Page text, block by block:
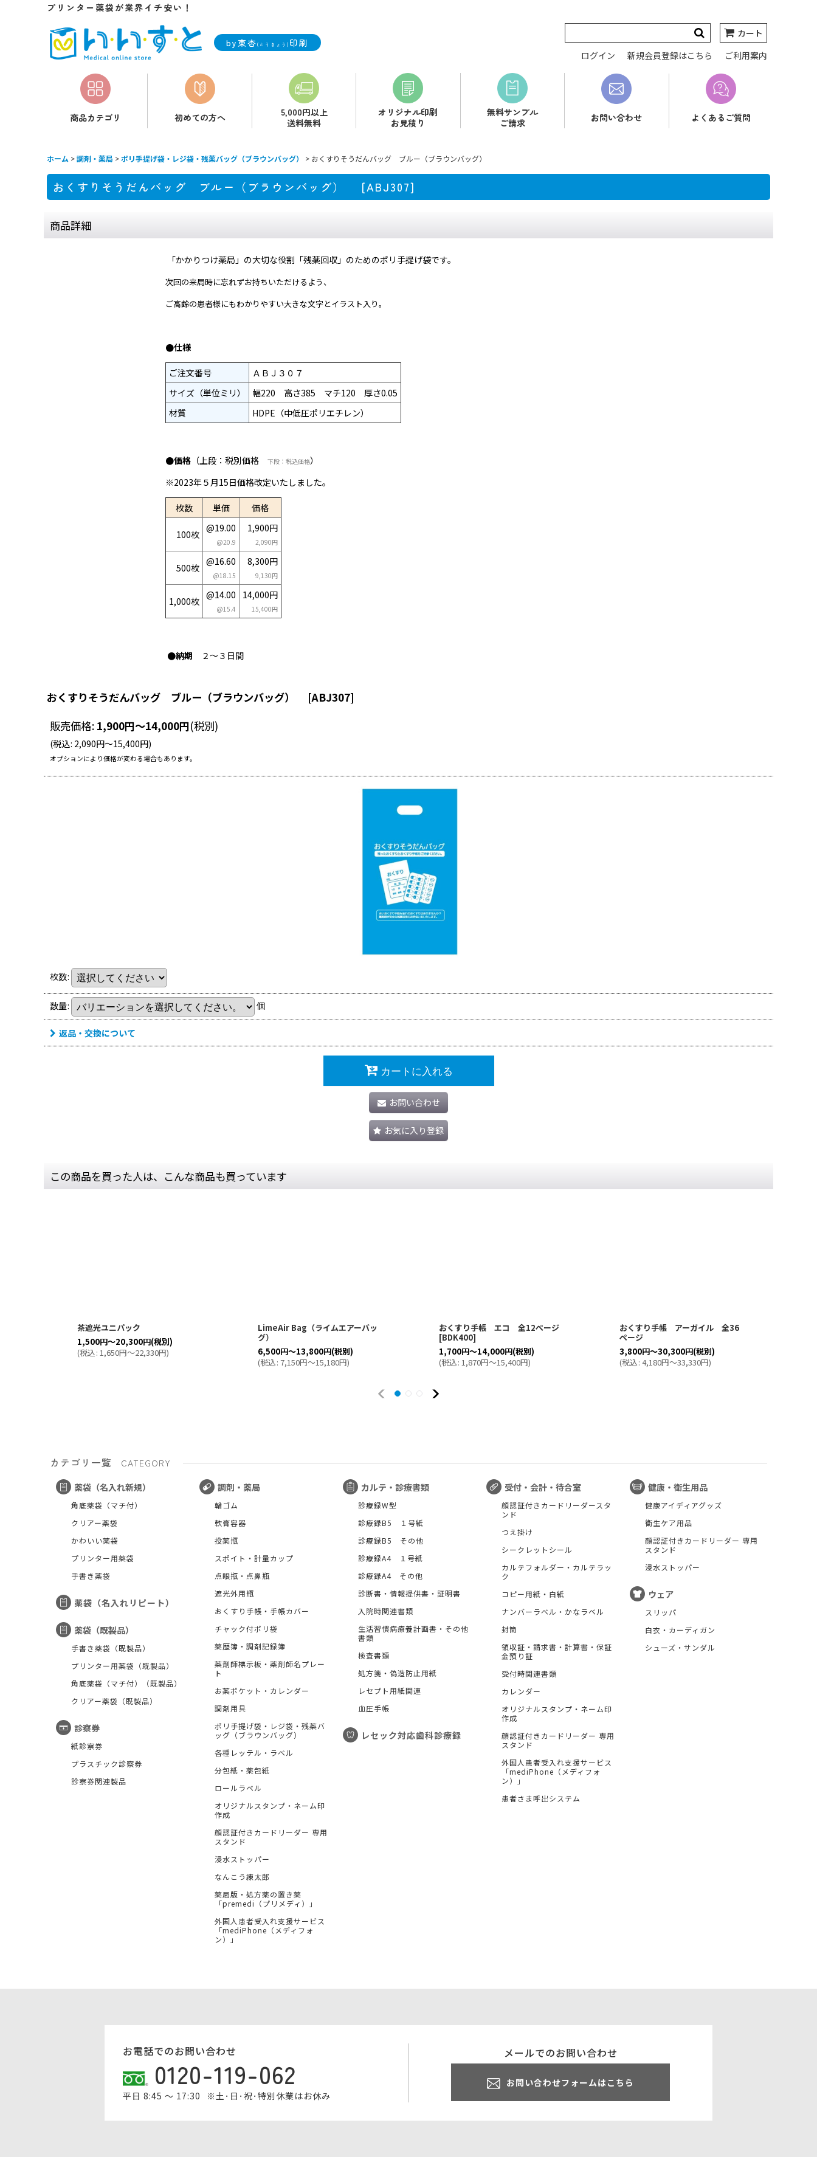
プリンター薬袋が業界イチ安い！
by東杏 (とうきょう) 印刷
カート
ログイン
新規会員登録はこちら ご利用案内
商品カテゴリ 初めての方へ
5,000円以上
送料無料
オリジナル印刷
お見積り
無料サンプル
ご請求
お問い合わせ よくあるご質問
ホーム >調剤・薬局 >ポリ手提げ袋・レジ袋・残薬バッグ（ブラウンバッグ） > おくすりそうだんバッグ ブルー（ブラウンバッグ）
おくすりそうだんバッグ ブルー（ブラウンバッグ） [ABJ307]
商品詳細
「かかりつけ薬局」の大切な役割「残薬回収」のためのポリ手提げ袋です。
次回の来局時に忘れずお持ちいただけるよう、
ご高齢の患者様にもわかりやすい大きな文字とイラスト入り。
●仕様
ご注文番号
ＡＢＪ３０７
サイズ（単位ミリ）
幅220 高さ385 マチ120 厚さ0.05
材質
HDPE（中低圧ポリエチレン）
●価格 （上段：税別価格 下段：税込価格）
※2023年５月15日価格改定いたしました。
枚数 単価 価格
100枚
@19.00
@20.9
1,900円
2,090円
500枚
@16.60
@18.15
8,300円
9,130円
1,000枚
@14.00
@15.4
14,000円
15,400円
●納期 ２〜３日間
おくすりそうだんバッグ ブルー（ブラウンバッグ） [ABJ307]
販売価格: 1,900円～14,000円(税別)
(税込: 2,090円～15,400円)
オプションにより価格が変わる場合もあります。
枚数:
数量: 個
返品・交換について
カートに入れる
お問い合わせ
お気に入り登録
この商品を買った人は、こんな商品も買っています
茶遮光ユニパック
1,500円～20,300円(税別)
(税込: 1,650円～22,330円)
LimeAir Bag（ライムエアーバッ
グ）
6,500円～13,800円(税別)
(税込: 7,150円～15,180円)
おくすり手帳 エコ 全12ぺージ
[BDK400]
1,700円～14,000円(税別)
(税込: 1,870円～15,400円)
おくすり手帳 アーガイル 全36
ページ
3,800円～30,300円(税別)
(税込: 4,180円～33,330円)
カテゴリ一覧
CATEGORY
薬袋（名入れ新規）
角底薬袋（マチ付）
クリアー薬袋
かわいい薬袋
プリンター用薬袋
手書き薬袋
薬袋（名入れリピート）
薬袋（既製品）
手書き薬袋（既製品）
プリンター用薬袋（既製品）
角底薬袋（マチ付）（既製品）
クリアー薬袋（既製品）
診察券
紙診察券
プラスチック診察券
診察券関連製品
調剤・薬局
輪ゴム
軟膏容器
投薬瓶
スポイト・計量カップ
点眼瓶・点鼻瓶
遮光外用瓶
おくすり手帳・手帳カバー
チャック付ポリ袋
薬歴簿・調剤記録簿
薬剤師標示板・薬剤師名プレー
ト
お薬ポケット・カレンダー
調剤用具
ポリ手提げ袋・レジ袋・残薬バ
ッグ（ブラウンバッグ）
各種レッテル・ラベル
分包紙・薬包紙
ロールラベル
オリジナルスタンプ・ネーム印
作成
顔認証付きカードリーダー 専用
スタンド
浸水ストッパー
なんこう練太郎
薬局版・処方薬の置き薬
「premedi（プリメディ）」
外国人患者受入れ支援サービス
「mediPhone（メディフォ
ン）」
カルテ・診療書類
診療録W型
診療録B5 １号紙
診療録B5 その他
診療録A4 １号紙
診療録A4 その他
診断書・情報提供書・証明書
入院時関連書類
生活習慣病療養計画書・その他
書類
検査書類
処方箋・偽造防止用紙
レセプト用紙関連
血圧手帳
レセック対応歯科診療録
受付・会計・待合室
顔認証付きカードリーダースタ
ンド
つえ掛け
シークレットシール
カルテフォルダー・カルテラッ
ク
コピー用紙・白紙
ナンバーラベル・かなラベル
封筒
領収証・請求書・計算書・保証
金預り証
受付時関連書類
カレンダー
オリジナルスタンプ・ネーム印
作成
顔認証付きカードリーダー 専用
スタンド
外国人患者受入れ支援サービス
「mediPhone（メディフォ
ン）」
患者さま呼出システム
健康・衛生用品
健康アイディアグッズ
衛生ケア用品
顔認証付きカードリーダー 専用
スタンド
浸水ストッパー
ウェア
スリッパ
白衣・カーディガン
シューズ・サンダル
お電話でのお問い合わせ
0120-119-062
平日 8:45 ～ 17:30 ※土･日･祝･特別休業はお休み
メールでのお問い合わせ
お問い合わせフォームはこちら